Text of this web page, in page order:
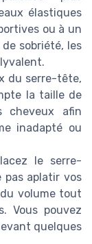
élastiques
ou à un
sobriété, les
du serre-tête,
la taille de
cheveux afin
inadapté ou
le serre-
pas aplatir vos
volume tout
Vous pouvez
quelques